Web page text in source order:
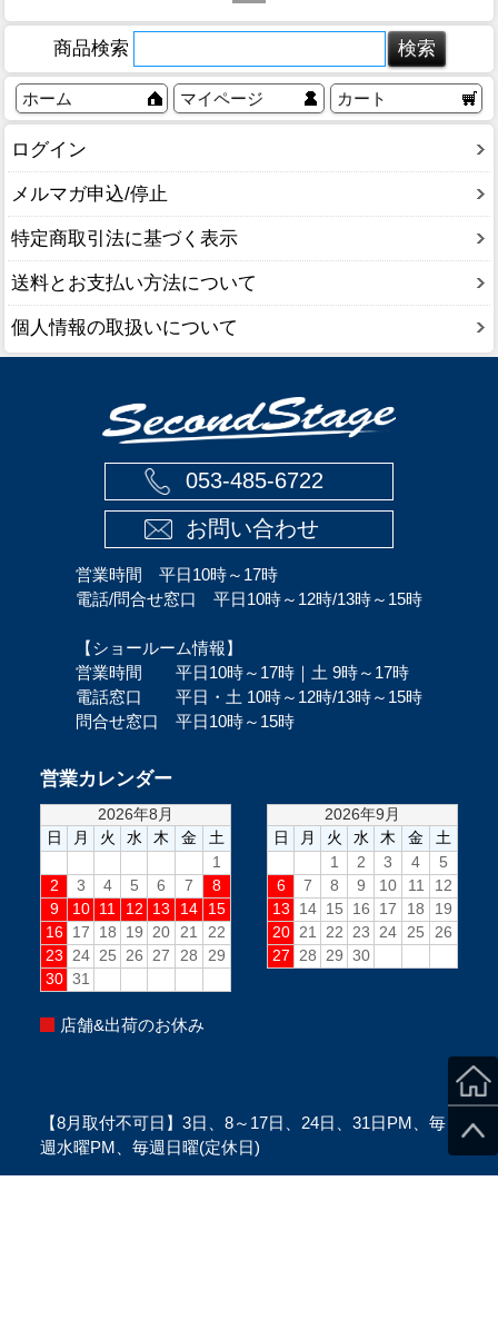
商品検索
ホーム マイページ カート
ログイン
メルマガ申込/停止
特定商取引法に基づく表示
送料とお支払い方法について
個人情報の取扱いについて
053-485-6722
お問い合わせ
営業時間 平日10時～17時
電話/問合せ窓口 平日10時～12時/13時～15時
【ショールーム情報】
営業時間 平日10時～17時｜土 9時～17時
電話窓口 平日・土 10時～12時/13時～15時
問合せ窓口 平日10時～15時
営業カレンダー
店舗&出荷のお休み
【8月取付不可日】3日、8～17日、24日、31日PM、毎
週水曜PM、毎週日曜(定休日)